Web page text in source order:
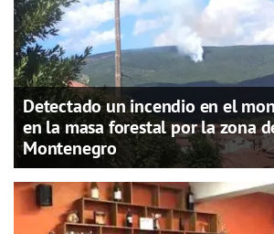
Detectado un incendio en el
en la masa forestal por la zona
Montenegro